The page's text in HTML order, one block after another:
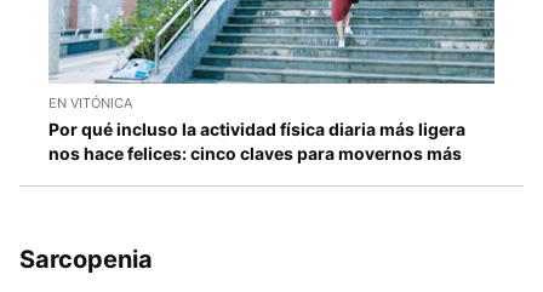
EN VITÓNICA
Por qué incluso la actividad física diaria más ligera
nos hace felices: cinco claves para movernos más
Sarcopenia